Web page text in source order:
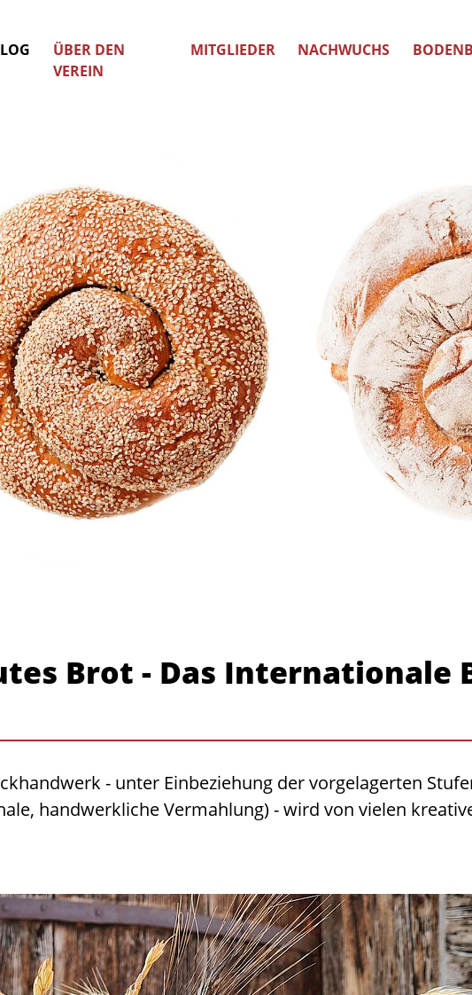
ÜBER DEN
VEREIN
MITGLIEDER NACHWUCHS
Brot - Das Internationale
- unter Einbeziehung der vorgelagerten
handwerkliche Vermahlung) - wird von vielen